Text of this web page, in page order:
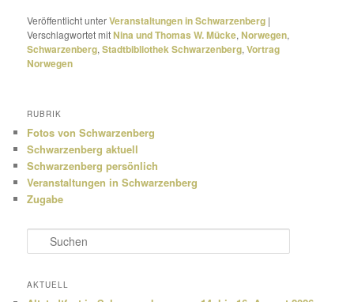
Veröffentlicht unterVeranstaltungen in Schwarzenberg |
Verschlagwortet mitNina und Thomas W. Mücke,Norwegen,
Schwarzenberg,Stadtbibliothek Schwarzenberg,Vortrag
Norwegen
RUBRIK
Fotos von Schwarzenberg
Schwarzenberg aktuell
Schwarzenberg persönlich
Veranstaltungen in Schwarzenberg
Zugabe
u
h
AKTUELL